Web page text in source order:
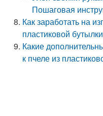
Пошаговая
Как заработать на
пластиковой бутылки
Какие
к пчеле из